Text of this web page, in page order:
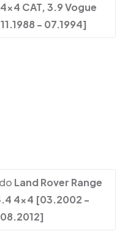
CAT, 3.9 Vogue
- 07.1994]
Land Rover Range
4x4 [03.2002 -
08.2012]